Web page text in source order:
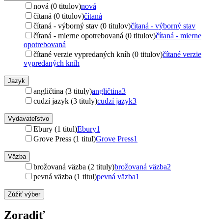
nová (0 titulov)nová
čítaná (0 titulov)čítaná
čítaná - výborný stav (0 titulov)čítaná - výborný stav
čítaná - mierne opotrebovaná (0 titulov)čítaná - mierne
opotrebovaná
čítané verzie vypredaných kníh (0 titulov)čítané verzie
vypredaných kníh
Jazyk
angličtina (3 tituly)angličtina3
cudzí jazyk (3 tituly)cudzí jazyk3
Vydavateľstvo
Ebury (1 titul)Ebury1
Grove Press (1 titul)Grove Press1
Väzba
brožovaná väzba (2 tituly)brožovaná väzba2
pevná väzba (1 titul)pevná väzba1
Zúžiť výber
Zoradiť